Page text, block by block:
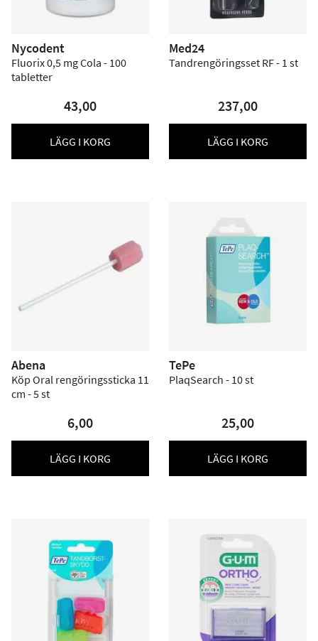
Nycodent
Fluorix 0,5 mg Cola - 100
tabletter
43,00
LÄGG I KORG
Med24
Tandrengöringsset RF - 1 st
237,00
LÄGG I KORG
Abena
Köp Oral rengöringssticka 11
cm - 5 st
6,00
LÄGG I KORG
TePe
PlaqSearch - 10 st
25,00
LÄGG I KORG